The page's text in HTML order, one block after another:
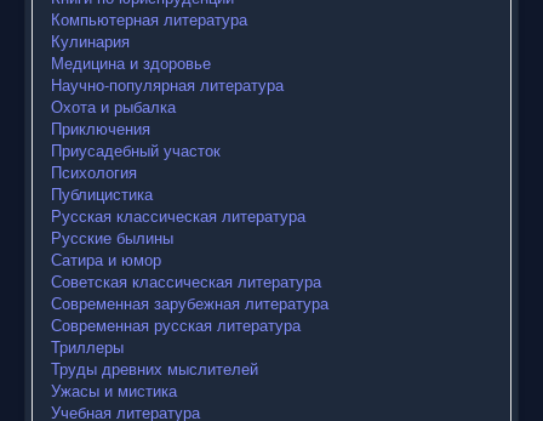
Компьютерная литература
Кулинария
Медицина и здоровье
Научно-популярная литература
Охота и рыбалка
Приключения
Приусадебный участок
Психология
Публицистика
Русская классическая литература
Русские былины
Сатира и юмор
Советская классическая литература
Современная зарубежная литература
Современная русская литература
Триллеры
Труды древних мыслителей
Ужасы и мистика
Учебная литература